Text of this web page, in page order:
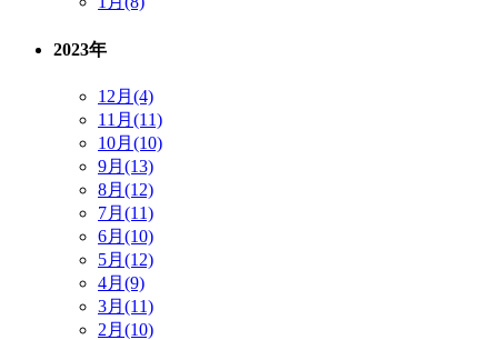
2023年
12月(4)
11月(11)
10月(10)
9月(13)
8月(12)
7月(11)
6月(10)
5月(12)
4月(9)
3月(11)
2月(10)